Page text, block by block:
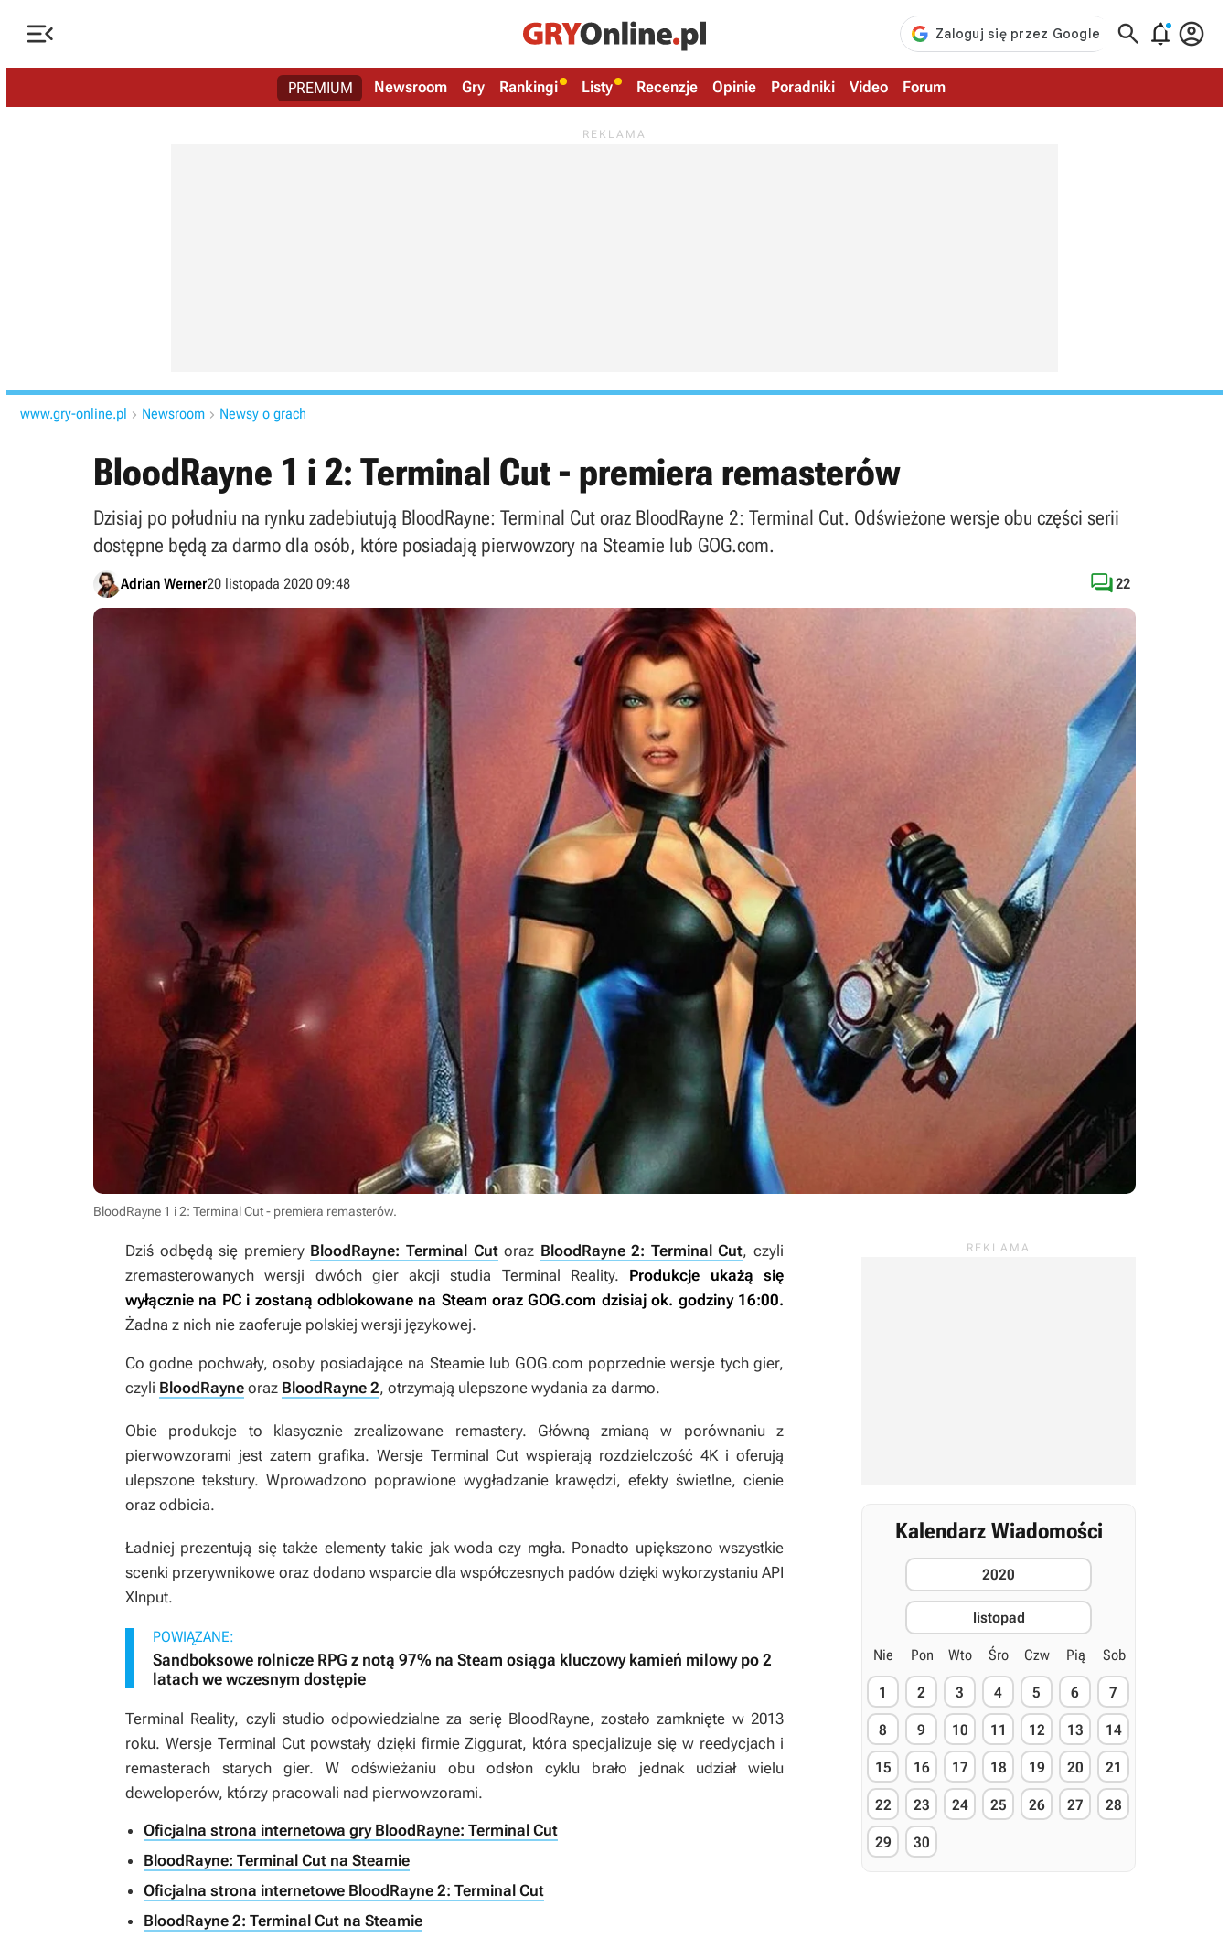
   
PREMIUM Newsroom Gry Rankingi Listy Recenzje Opinie Poradniki Video Forum
www.gry-online.pl  Newsroom  Newsy o grach
BloodRayne 1 i 2: Terminal Cut - premiera remasterów
Dzisiaj po południu na rynku zadebiutują BloodRayne: Terminal Cut oraz BloodRayne 2: Terminal Cut. Odświeżone wersje obu części serii
dostępne będą za darmo dla osób, które posiadają pierwowzory na Steamie lub GOG.com.
Adrian Werner20 listopada 2020 09:48 22
BloodRayne 1 i 2: Terminal Cut - premiera remasterów.
Dziś odbędą się premiery BloodRayne: Terminal Cutoraz BloodRayne 2: Terminal Cut, czyli
zremasterowanych wersji dwóch gier akcji studia Terminal Reality. Produkcje ukażą się
wyłącznie na PC i zostaną odblokowane na Steam oraz GOG.com dzisiaj ok. godziny 16:00.
Żadna z nich nie zaoferuje polskiej wersji językowej.
Co godne pochwały, osoby posiadające na Steamie lub GOG.com poprzednie wersje tych gier,
czyli BloodRayne oraz BloodRayne 2, otrzymają ulepszone wydania za darmo.
Obie produkcje to klasycznie zrealizowane remastery. Główną zmianą w porównaniu z
pierwowzorami jest zatem grafika. Wersje Terminal Cut wspierają rozdzielczość 4K i oferują
ulepszone tekstury. Wprowadzono poprawione wygładzanie krawędzi, efekty świetlne, cienie
oraz odbicia.
Ładniej prezentują się także elementy takie jak woda czy mgła. Ponadto upiększono wszystkie
scenki przerywnikowe oraz dodano wsparcie dla współczesnych padów dzięki wykorzystaniu API
XInput.
POWIĄZANE:
Sandboksowe rolnicze RPG z notą 97% na Steam osiąga kluczowy kamień milowy po 2
latach we wczesnym dostępie
Terminal Reality, czyli studio odpowiedzialne za serię BloodRayne, zostało zamknięte w 2013
roku. Wersje Terminal Cutpowstały dzięki firmie Ziggurat, która specjalizuje się w reedycjach i
remasterach starych gier. W odświeżaniu obu odsłon cyklu brało jednak udział wielu
deweloperów, którzy pracowali nad pierwowzorami.
Oficjalna strona internetowa gry BloodRayne: Terminal Cut
BloodRayne: Terminal Cut na Steamie
Oficjalna strona internetowe BloodRayne 2: Terminal Cut
BloodRayne 2: Terminal Cut na Steamie
Kalendarz Wiadomości
2020
listopad
Nie Pon Wto Śro Czw Pią Sob
1 2 3 4 5 6 7
8 9 10 11 12 13 14
15 16 17 18 19 20 21
22 23 24 25 26 27 28
29 30